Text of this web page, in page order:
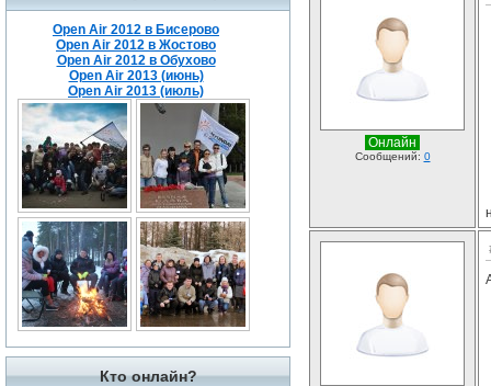
Open Air 2012 в Бисерово
Open Air 2012 в Жостово
Open Air 2012 в Обухово
Open Air 2013 (июнь)
Open Air 2013 (июль)
Кто онлайн?
Онлайн
Сообщений: 0